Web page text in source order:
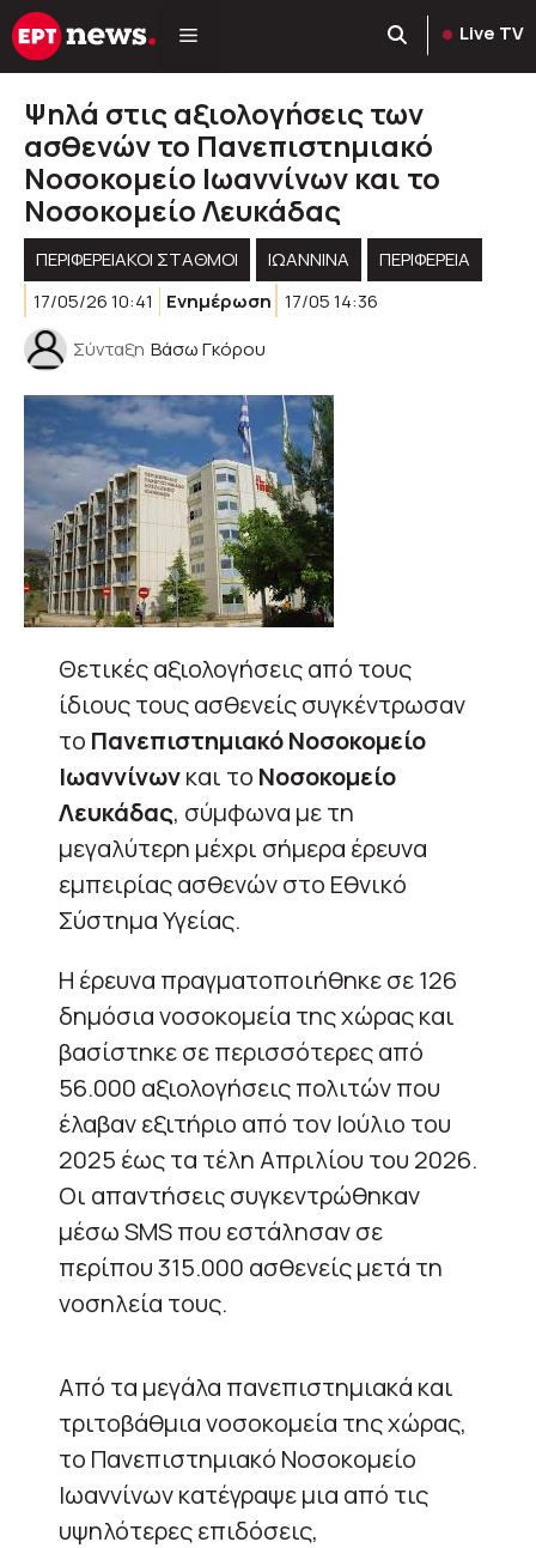
Μετάβαση
σε
Live TV
Ψηλά στις αξιολογήσεις των
ασθενών το Πανεπιστημιακό
Νοσοκομείο Ιωαννίνων και το
Νοσοκομείο Λευκάδας
ΠΕΡΙΦΕΡΕΙΑΚΟΊ ΣΤΑΘΜΟΊ ΙΩΑΝΝΙΝΑ
ΠΕΡΙΦΈΡΕΙΑ
17/05/26 10:41
Ενημέρωση 17/05 14:36
Σύνταξη Βάσω Γκόρου
Θετικές αξιολογήσεις από τους
ίδιους τους ασθενείς συγκέντρωσαν
το Πανεπιστημιακό Νοσοκομείο
Ιωαννίνωνκαι το Νοσοκομείο
Λευκάδας, σύμφωνα με τη
μεγαλύτερη μέχρι σήμερα έρευνα
εμπειρίας ασθενών στο Εθνικό
Σύστημα Υγείας.
Η έρευνα πραγματοποιήθηκε σε 126
δημόσια νοσοκομεία της χώρας και
βασίστηκε σε περισσότερες από
56.000 αξιολογήσεις πολιτών που
έλαβαν εξιτήριο από τον Ιούλιο του
2025 έως τα τέλη Απριλίου του 2026.
Οι απαντήσεις συγκεντρώθηκαν
μέσω SMS που εστάλησαν σε
περίπου 315.000 ασθενείς μετά τη
νοσηλεία τους.
Από τα μεγάλα πανεπιστημιακά και
τριτοβάθμια νοσοκομεία της χώρας,
το Πανεπιστημιακό Νοσοκομείο
Ιωαννίνων κατέγραψε μια από τις
υψηλότερες επιδόσεις,